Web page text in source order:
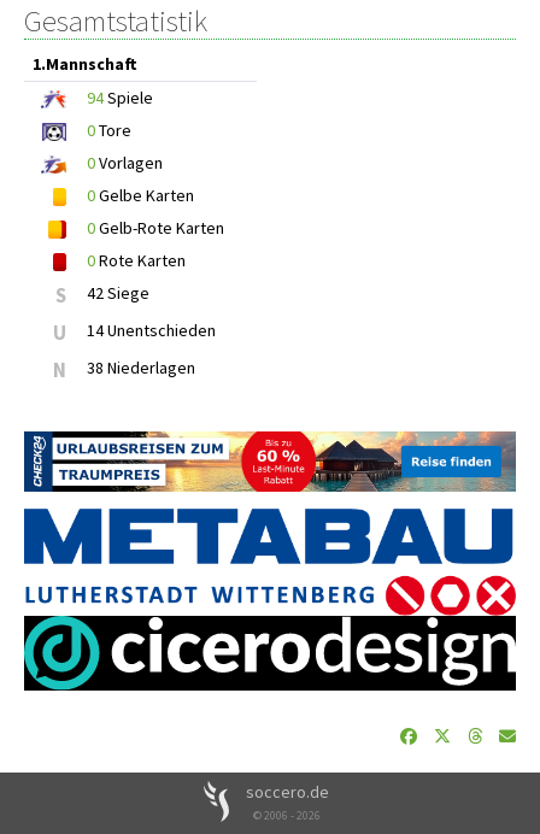
Gesamtstatistik
1.Mannschaft
94Spiele
0Tore
0Vorlagen
0Gelbe Karten
0Gelb-Rote Karten
0Rote Karten
S 42 Siege
U 14 Unentschieden
N 38 Niederlagen
soccero.de
© 2006 - 2026